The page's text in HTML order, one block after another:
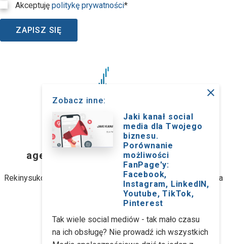
Akceptuję politykę prywatności*
ZAPISZ SIĘ
RekinySukcesu.pl
agencja interaktywna z Wrocławia
Rekinysukcesu.pl Sp. z o.o. (dawniej: Rekinysukcesu.pl Spółka
jawna M. Biernacki)
ul. Stanisławowska 47, 54-611 Wrocław
kontakt@rekinysukcesu.pl
Zobacz inne:
close
Jaki kanał social
media dla Twojego
biznesu.
Porównanie
możliwości
FanPage'y:
Facebook,
Instagram, LinkedIN,
Youtube, TikTok,
Pinterest
Tak wiele social mediów - tak mało czasu
na ich obsługę? Nie prowadź ich wszystkich